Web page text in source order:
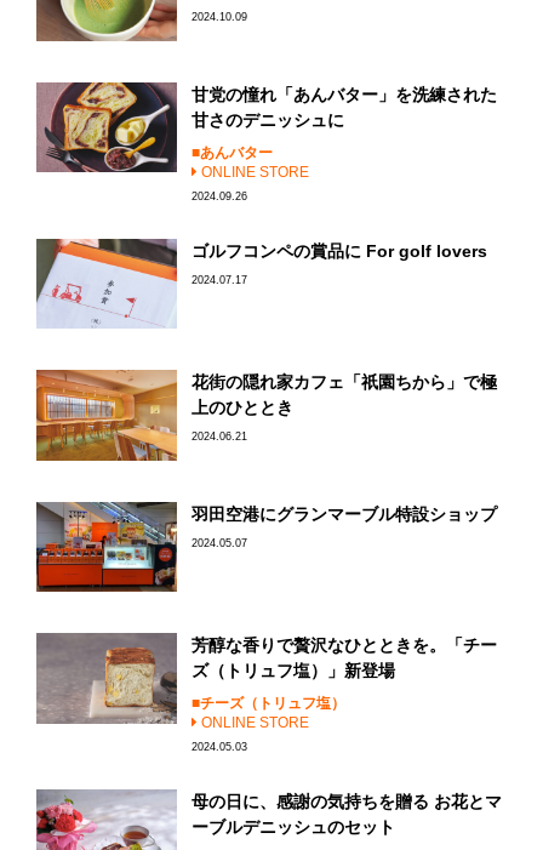
2024.10.09
甘党の憧れ「あんバター」を洗練された
甘さのデニッシュに
あんバター
ONLINE STORE
2024.09.26
ゴルフコンペの賞品に For golf lovers
2024.07.17
花街の隠れ家カフェ「祇園ちから」で極
上のひととき
2024.06.21
羽田空港にグランマーブル特設ショップ
2024.05.07
芳醇な香りで贅沢なひとときを。「チー
ズ（トリュフ塩）」新登場
チーズ（トリュフ塩）
ONLINE STORE
2024.05.03
母の日に、感謝の気持ちを贈る お花とマ
ーブルデニッシュのセット